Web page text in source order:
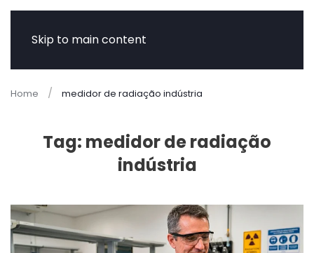
Skip to main content
Home medidor de radiação indústria
Tag: medidor de radiação
indústria